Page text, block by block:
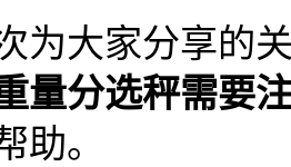
为大家分享的
量分选秤需要
助。